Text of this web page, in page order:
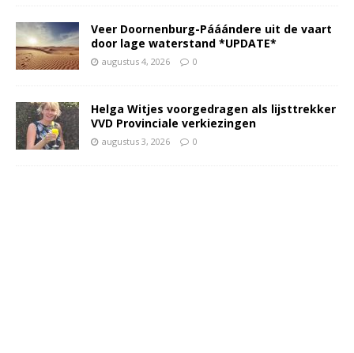
Veer Doornenburg-Pááándere uit de vaart
door lage waterstand *UPDATE*
augustus 4, 2026 0
Helga Witjes voorgedragen als lijsttrekker
VVD Provinciale verkiezingen
augustus 3, 2026 0